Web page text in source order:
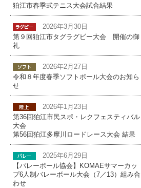
狛江市春季式テニス大会試合結果
2026年3月30日
第９回狛江市タグラグビー大会 開催の御
礼
2026年2月27日
令和８年度春季ソフトボール大会のお知ら
せ
2026年1月23日
第36回狛江市民スポ・レクフェスティバル
大会
第56回狛江多摩川ロードレース大会 結果
2025年6月29日
【バレーボール協会】KOMAEサマーカッ
プ6人制バレーボール大会（7／13）組み合
わせ